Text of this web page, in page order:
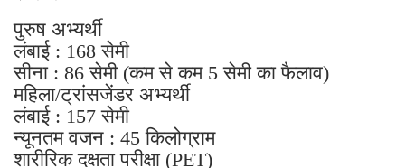
पुरुष अभ्यर्थी
लंबाई : 168 सेमी
सीना : 86 सेमी (कम से कम 5 सेमी का फैलाव)
महिला/ट्रांसजेंडर अभ्यर्थी
लंबाई : 157 सेमी
न्यूनतम वजन : 45 किलोग्राम
शारीरिक दक्षता परीक्षा (PET)